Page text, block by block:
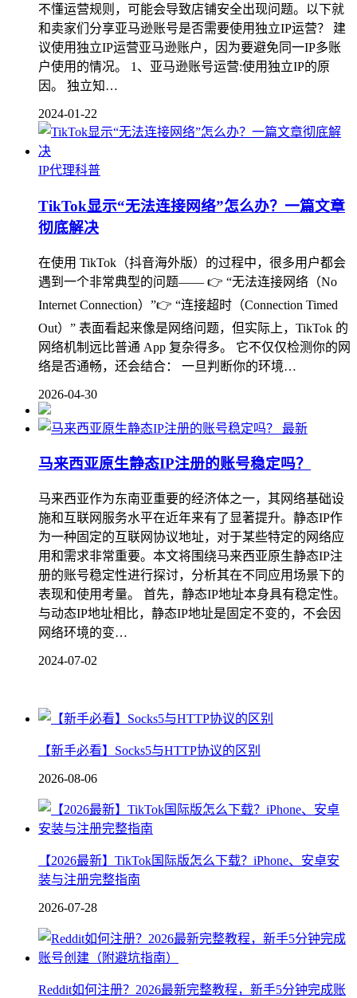
不懂运营规则，可能会导致店铺安全出现问题。以下就
和卖家们分享亚马逊账号是否需要使用独立IP运营？ 建
议使用独立IP运营亚马逊账户，因为要避免同一IP多账
户使用的情况。 1、亚马逊账号运营:使用独立IP的原
因。 独立知…
2024-01-22
IP代理科普
TikTok显示“无法连接网络”怎么办？一篇文章
彻底解决
在使用 TikTok（抖音海外版）的过程中，很多用户都会
遇到一个非常典型的问题—— 👉 “无法连接网络（No
Internet Connection）”👉 “连接超时（Connection Timed
Out）” 表面看起来像是网络问题，但实际上，TikTok 的
网络机制远比普通 App 复杂得多。 它不仅仅检测你的网
络是否通畅，还会结合： 一旦判断你的环境…
2026-04-30
最新
马来西亚原生静态IP注册的账号稳定吗？
马来西亚作为东南亚重要的经济体之一，其网络基础设
施和互联网服务水平在近年来有了显著提升。静态IP作
为一种固定的互联网协议地址，对于某些特定的网络应
用和需求非常重要。本文将围绕马来西亚原生静态IP注
册的账号稳定性进行探讨，分析其在不同应用场景下的
表现和使用考量。 首先，静态IP地址本身具有稳定性。
与动态IP地址相比，静态IP地址是固定不变的，不会因
网络环境的变…
2024-07-02
【新手必看】Socks5与HTTP协议的区别
2026-08-06
【2026最新】TikTok国际版怎么下载？iPhone、安卓安
装与注册完整指南
2026-07-28
Reddit如何注册？2026最新完整教程，新手5分钟完成账